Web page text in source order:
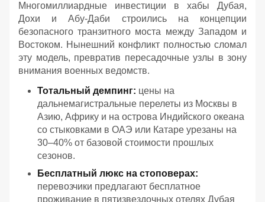
Многомиллиардные инвестиции в хабы Дубая,
Дохи и Абу-Даби строились на концепции
безопасного транзитного моста между Западом и
Востоком. Нынешний конфликт полностью сломал
эту модель, превратив пересадочные узлы в зону
внимания военных ведомств.
Тотальный демпинг: цены на
дальнемагистральные перелеты из Москвы в
Азию, Африку и на острова Индийского океана
со стыковками в ОАЭ или Катаре урезаны на
30–40% от базовой стоимости прошлых
сезонов.
Бесплатный люкс на стоповерах:
перевозчики предлагают бесплатное
проживание в пятизвездочных отелях Дубая